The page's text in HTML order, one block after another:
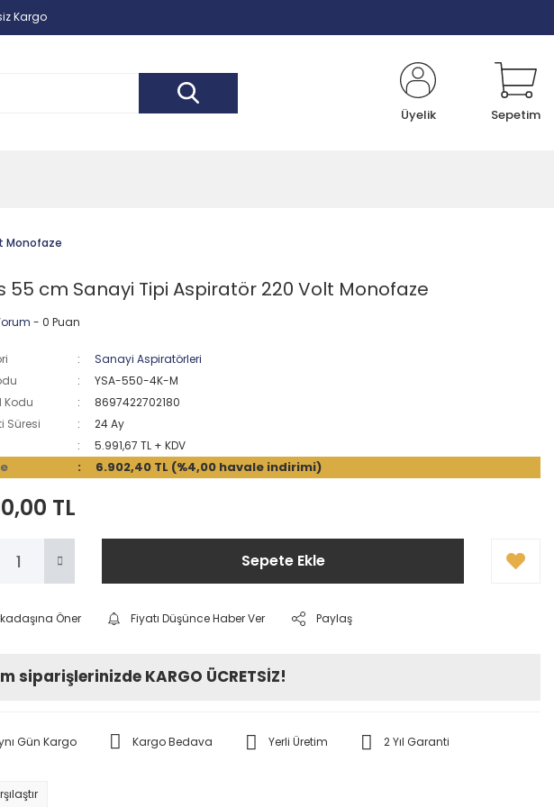
Kargo
Üyelik Sepetim
Monofaze
55 cm Sanayi Tipi Aspiratör 220 Volt Monofaze
- 0 Puan
Sanayi Aspiratörleri
YSA-550-4K-M
Kodu
8697422702180
Süresi
24 Ay
5.991,67 TL + KDV
6.902,40 TL (%4,00 havale indirimi)
TL
Sepete Ekle
Öner Fiyatı Düşünce Haber Ver Paylaş
siparişlerinizde KARGO ÜCRETSİZ!
Gün Kargo Kargo Bedava Yerli Üretim 2 Yıl Garanti